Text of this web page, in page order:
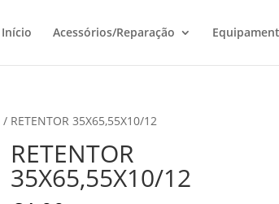
Início Acessórios/Reparação
/ RETENTOR 35X65,55X10/12
RETENTOR
35X65,55X10/12